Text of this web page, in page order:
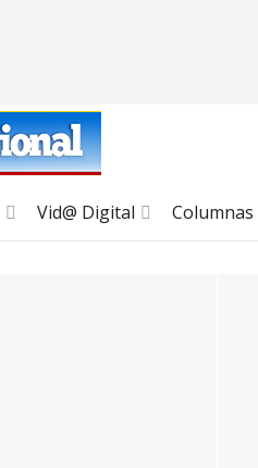
Vid@ Digital Columnas